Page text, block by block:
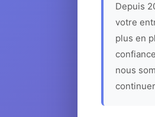
Depuis
votre
plus en
nous